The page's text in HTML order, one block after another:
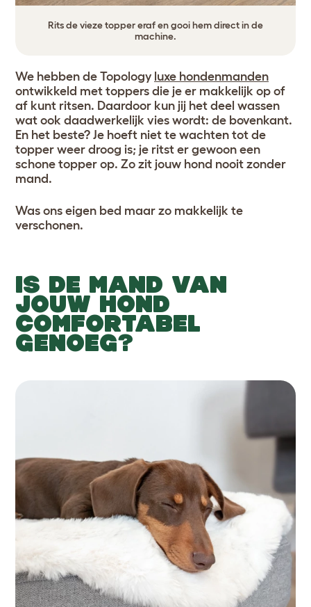
Rits de vieze topper eraf en gooi hem direct in de
machine.
We hebben de Topology luxe hondenmanden
ontwikkeld met toppers die je er makkelijk op of
af kunt ritsen. Daardoor kun jij het deel wassen
wat ook daadwerkelijk vies wordt: de bovenkant.
En het beste? Je hoeft niet te wachten tot de
topper weer droog is; je ritst er gewoon een
schone topper op. Zo zit jouw hond nooit zonder
mand.
Was ons eigen bed maar zo makkelijk te
verschonen.
IS DE MAND VAN
JOUW HOND
COMFORTABEL
GENOEG?